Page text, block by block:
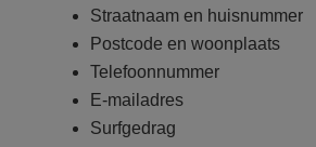
Straatnaam en huisnummer
Postcode en woonplaats
Telefoonnummer
E-mailadres
Surfgedrag